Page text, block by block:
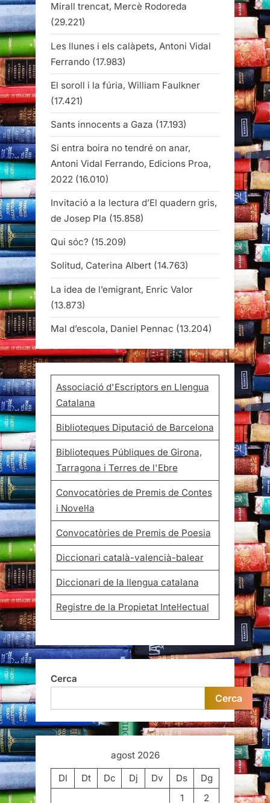
Mirall trencat, Mercè Rodoreda
(29.221)
Les llunes i els calàpets, Antoni Vidal
Ferrando (17.983)
El soroll i la fúria, William Faulkner
(17.421)
Sants innocents a Gaza (17.193)
Si entra boira no tendré on anar,
Antoni Vidal Ferrando, Edicions Proa,
2022 (16.010)
Invitació a la lectura d’El quadern gris,
de Josep Pla (15.858)
Qui sóc? (15.209)
Solitud, Caterina Albert (14.763)
La idea de l’emigrant, Enric Valor
(13.873)
Mal d’escola, Daniel Pennac (13.204)
Associació d'Escriptors en Llengua
Catalana
Biblioteques Diputació de Barcelona
Biblioteques Públiques de Girona,
Tarragona i Terres de l'Ebre
Convocatòries de Premis de Contes
i Novel·la
Convocatòries de Premis de Poesia
Diccionari català-valencià-balear
Diccionari de la llengua catalana
Registre de la Propietat Intel·lectual
Cerca
Cerca
agost 2026
Dl
Dt Dc Dj Dv Ds
Dg
1
2